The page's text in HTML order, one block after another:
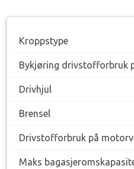
Kroppstype
Bykjøring drivstofforbruk
Drivhjul
Brensel
Drivstofforbruk på
Maks